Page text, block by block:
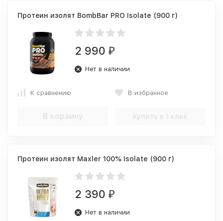
Протеин изолят BombBar PRO Isolate (900 г)
2 990 ₽
Нет в наличии
К сравнению В избранное
В корзину Купить в 1 клик
Протеин изолят Maxler 100% Isolate (900 г)
2 390 ₽
Нет в наличии